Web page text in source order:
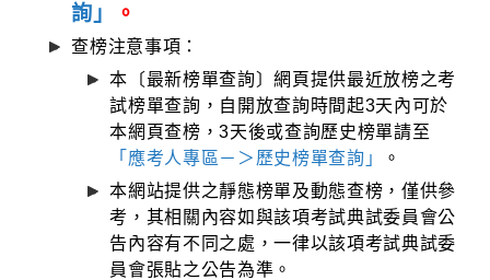
詢」
。
查榜注意事項：
本〔最新榜單查詢〕網頁提供最近放榜之考
試榜單查詢，自開放查詢時間起3天內可於
本網頁查榜，3天後或查詢歷史榜單請至
「應考人專區－＞歷史榜單查詢」
。
本網站提供之靜態榜單及動態查榜，僅供參
考，其相關內容如與該項考試典試委員會公
告內容有不同之處，一律以該項考試典試委
員會張貼之公告為準。